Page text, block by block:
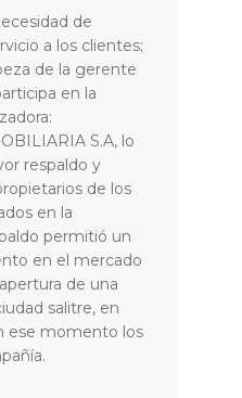
de
a los clientes;
de la gerente
en la
S.A, lo
respaldo y
de los
en la
permitió un
en el mercado
de una
salitre, en
ese momento los